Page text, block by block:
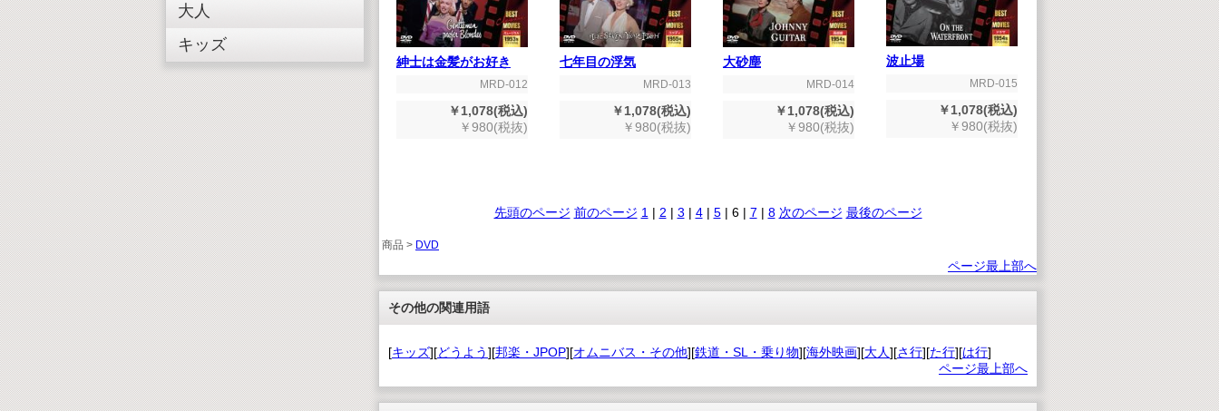
大人
キッズ
紳士は金髪がお好き
MRD-012
￥1,078(税込)
￥980(税抜)
七年目の浮気
MRD-013
￥1,078(税込)
￥980(税抜)
大砂塵
MRD-014
￥1,078(税込)
￥980(税抜)
波止場
MRD-015
￥1,078(税込)
￥980(税抜)
先頭のページ 前のページ 1 | 2 | 3 | 4| 5| 6| 7 | 8 次のページ 最後のページ
商品 > DVD
ページ最上部へ
その他の関連用語
[キッズ][どうよう][邦楽・JPOP][オムニバス・その他][鉄道・SL・乗り物][海外映画][大人][さ行][た行][は行]
ページ最上部へ